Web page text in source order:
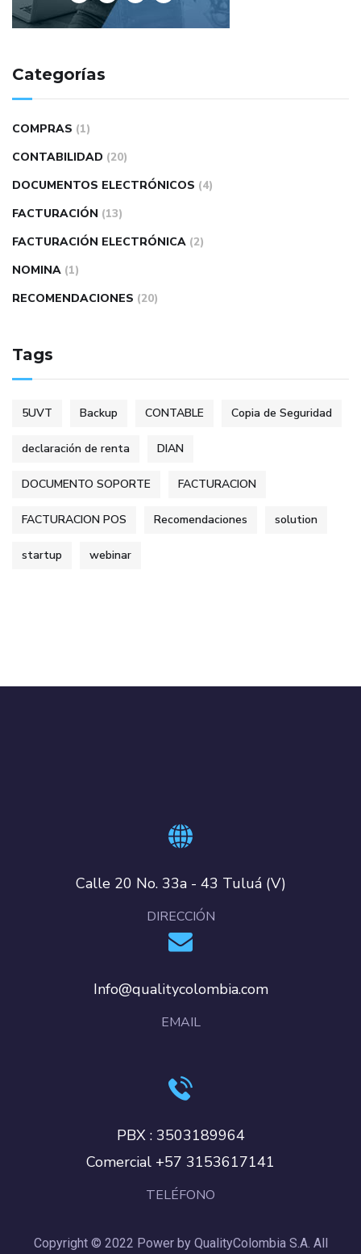
Categorías
COMPRAS (1)
CONTABILIDAD (20)
DOCUMENTOS ELECTRÓNICOS (4)
FACTURACIÓN (13)
FACTURACIÓN ELECTRÓNICA (2)
NOMINA (1)
RECOMENDACIONES (20)
Tags
5UVT Backup CONTABLE Copia de Seguridad
declaración de renta DIAN
DOCUMENTO SOPORTE FACTURACION
FACTURACION POS Recomendaciones solution
startup webinar
Calle 20 No. 33a - 43 Tuluá (V)
DIRECCIÓN
Info@qualitycolombia.com
EMAIL
PBX : 3503189964
Comercial +57 3153617141
TELÉFONO
Copyright © 2022 Power by QualityColombia S.A. All